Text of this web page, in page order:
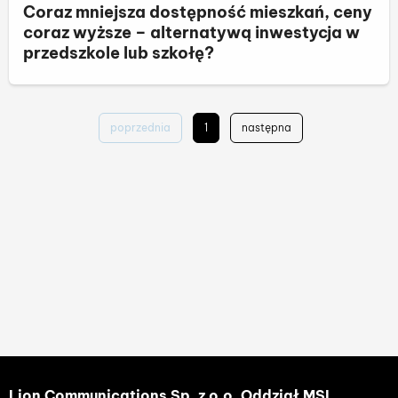
Coraz mniejsza dostępność mieszkań, ceny
coraz wyższe – alternatywą inwestycja w
przedszkole lub szkołę?
poprzednia 1 następna